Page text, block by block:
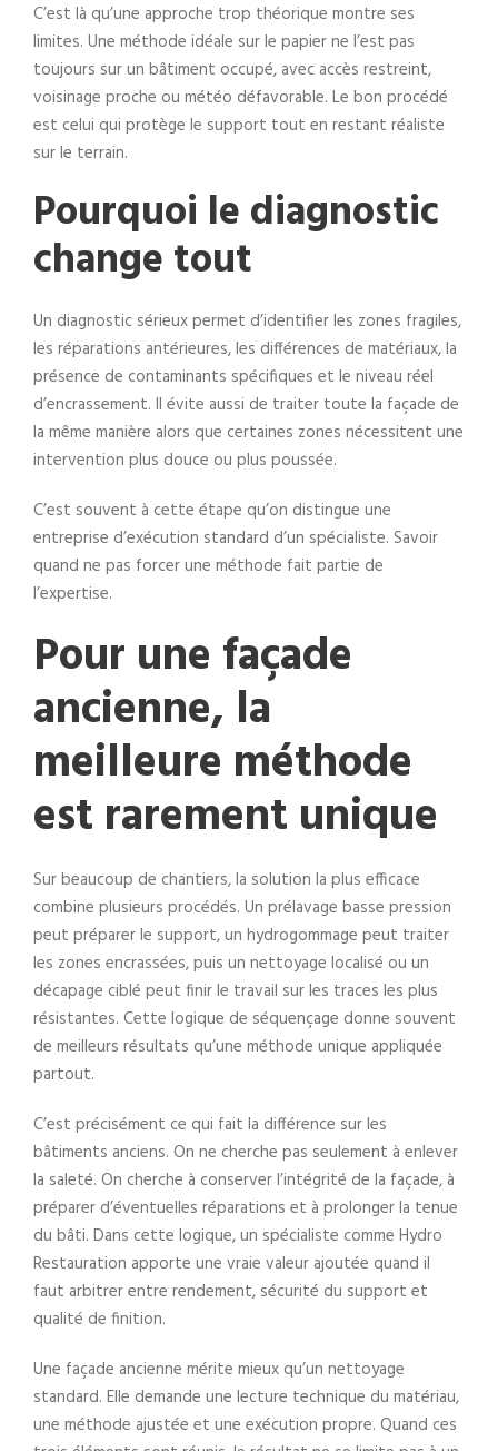
C’est là qu’une approche trop théorique montre ses
limites. Une méthode idéale sur le papier ne l’est pas
toujours sur un bâtiment occupé, avec accès restreint,
voisinage proche ou météo défavorable. Le bon procédé
est celui qui protège le support tout en restant réaliste
sur le terrain.
Pourquoi le diagnostic
change tout
Un diagnostic sérieux permet d’identifier les zones fragiles,
les réparations antérieures, les différences de matériaux, la
présence de contaminants spécifiques et le niveau réel
d’encrassement. Il évite aussi de traiter toute la façade de
la même manière alors que certaines zones nécessitent une
intervention plus douce ou plus poussée.
C’est souvent à cette étape qu’on distingue une
entreprise d’exécution standard d’un spécialiste. Savoir
quand ne pas forcer une méthode fait partie de
l’expertise.
Pour une façade
ancienne, la
meilleure méthode
est rarement unique
Sur beaucoup de chantiers, la solution la plus efficace
combine plusieurs procédés. Un prélavage basse pression
peut préparer le support, un hydrogommage peut traiter
les zones encrassées, puis un nettoyage localisé ou un
décapage ciblé peut finir le travail sur les traces les plus
résistantes. Cette logique de séquençage donne souvent
de meilleurs résultats qu’une méthode unique appliquée
partout.
C’est précisément ce qui fait la différence sur les
bâtiments anciens. On ne cherche pas seulement à enlever
la saleté. On cherche à conserver l’intégrité de la façade, à
préparer d’éventuelles réparations et à prolonger la tenue
du bâti. Dans cette logique, un spécialiste comme Hydro
Restauration apporte une vraie valeur ajoutée quand il
faut arbitrer entre rendement, sécurité du support et
qualité de finition.
Une façade ancienne mérite mieux qu’un nettoyage
standard. Elle demande une lecture technique du matériau,
une méthode ajustée et une exécution propre. Quand ces